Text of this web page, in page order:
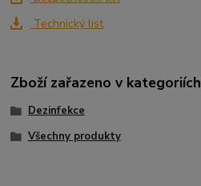
Technický list
Zboží zařazeno v kategoriích
Dezinfekce
Všechny produkty